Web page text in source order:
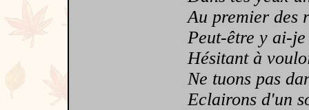
Au premier des
Peut-être y ai-je
Hésitant à
Ne tuons pas
Eclairons d'un